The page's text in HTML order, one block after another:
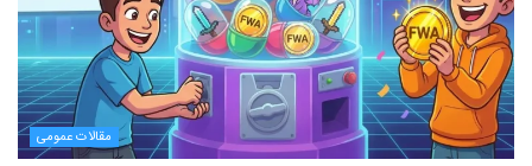
مقالات عمومی